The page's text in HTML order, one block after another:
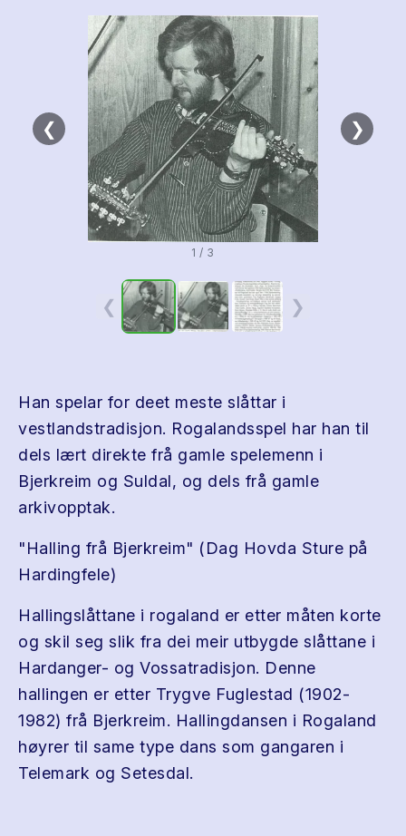
❮ ❯
1 / 3
❮ ❯
Han spelar for deet meste slåttar i
vestlandstradisjon. Rogalandsspel har han til
dels lært direkte frå gamle spelemenn i
Bjerkreim og Suldal, og dels frå gamle
arkivopptak.
"Halling frå Bjerkreim" (Dag Hovda Sture på
Hardingfele)
Hallingslåttane i rogaland er etter måten korte
og skil seg slik fra dei meir utbygde slåttane i
Hardanger- og Vossatradisjon. Denne
hallingen er etter Trygve Fuglestad (1902-
1982) frå Bjerkreim. Hallingdansen i Rogaland
høyrer til same type dans som gangaren i
Telemark og Setesdal.